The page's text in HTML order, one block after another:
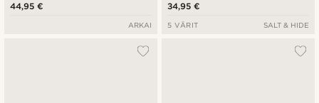
44,95 €
ARKAI
34,95 €
5 VÄRIT SALT & HIDE